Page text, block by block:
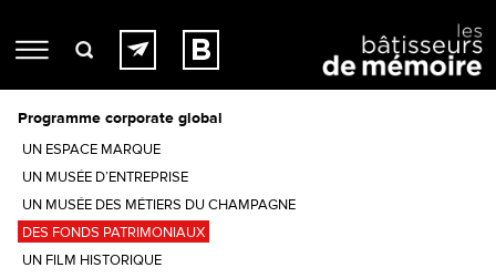
Programme corporate global
UN ESPACE MARQUE
UN MUSÉE D’ENTREPRISE
UN MUSÉE DES MÉTIERS DU CHAMPAGNE
DES FONDS PATRIMONIAUX
UN FILM HISTORIQUE